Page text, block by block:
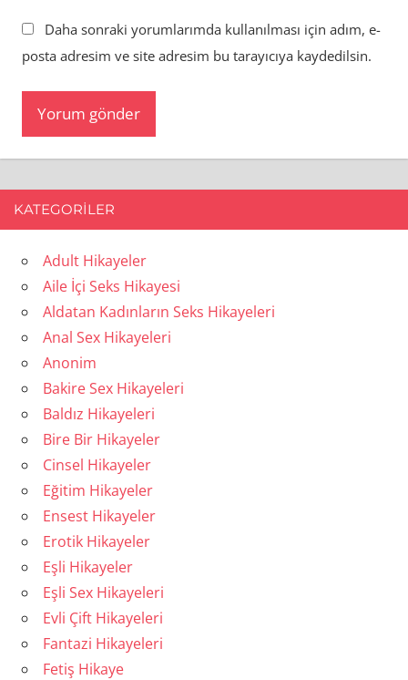
Daha sonraki yorumlarımda kullanılması için adım, e-
posta adresim ve site adresim bu tarayıcıya kaydedilsin.
KATEGORILER
Adult Hikayeler
Aile İçi Seks Hikayesi
Aldatan Kadınların Seks Hikayeleri
Anal Sex Hikayeleri
Anonim
Bakire Sex Hikayeleri
Baldız Hikayeleri
Bire Bir Hikayeler
Cinsel Hikayeler
Eğitim Hikayeler
Ensest Hikayeler
Erotik Hikayeler
Eşli Hikayeler
Eşli Sex Hikayeleri
Evli Çift Hikayeleri
Fantazi Hikayeleri
Fetiş Hikaye